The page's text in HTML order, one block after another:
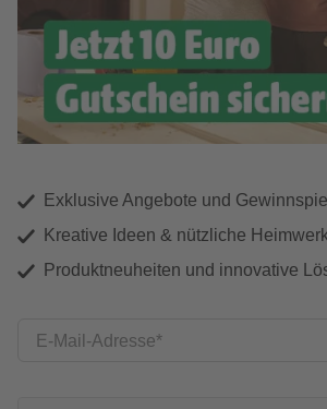
Exklusive Angebote und
Kreative Ideen & nützliche
Produktneuheiten und innovative
E-Mail-Adresse